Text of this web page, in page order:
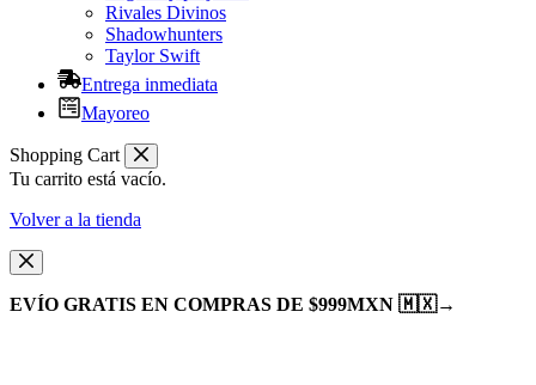
Rivales Divinos
Shadowhunters
Taylor Swift
Entrega inmediata
Mayoreo
Shopping Cart
Tu carrito está vacío.
Volver a la tienda
EVÍO GRATIS EN COMPRAS DE $999MXN 🇲🇽→